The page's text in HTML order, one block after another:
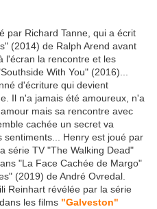
par Richard Tanne, qui a écrit
(2014) de Ralph Arend avant
l'écran la rencontre et les
With You" (2016)...
d'écriture qui devient
Il n'a jamais été amoureux, n'a
mais sa rencontre avec
cachée un secret va
sentiments... Henry est joué par
série TV "The Walking Dead"
"La Face Cachée de Margo"
(2019) de André Ovredal.
Reinhart révélée par la série
les films "Galveston"